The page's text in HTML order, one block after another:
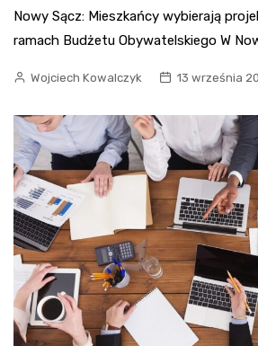
Nowy Sącz: Mieszkańcy wybierają
ramach Budżetu Obywatelskiego W
Wojciech Kowalczyk 13 września